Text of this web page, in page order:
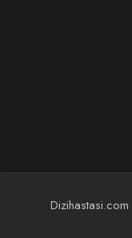
Dizihastasi.com